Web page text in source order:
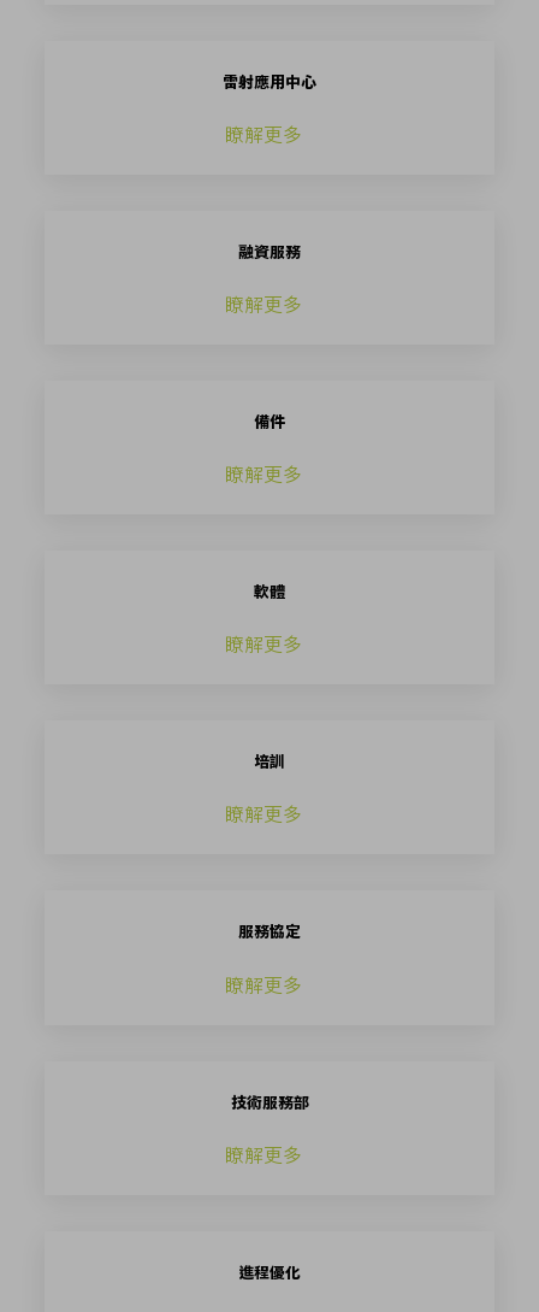
雷射應用中心
瞭解更多
融資服務
瞭解更多
備件
瞭解更多
軟體
瞭解更多
培訓
瞭解更多
服務協定
瞭解更多
技術服務部
瞭解更多
進程優化